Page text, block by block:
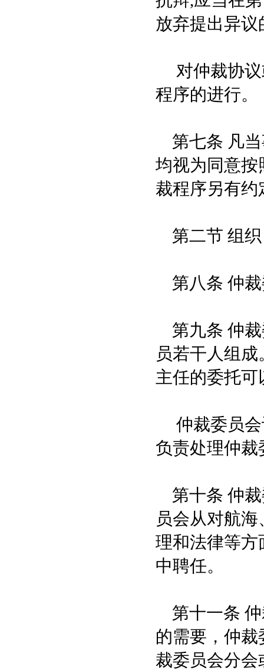
放弃提出异议
对仲裁协议
程序的进行。
第七条 凡当
均视为同意按
裁程序另有
第二节 组织
第八条 仲裁
第九条 仲裁
员若干人组
主任的委托
仲裁委员会
负责处理仲裁
第十条 仲裁
员会从对航
理和法律等方
中聘任。
第十一条 仲
的需要，仲
裁委员会分会